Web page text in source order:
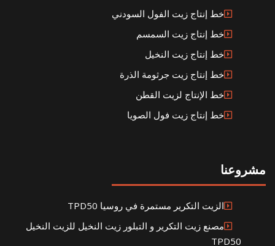
خط إنتاج زيت الفول السودني
خط إنتاج زيت السمسم
خط إنتاج زيت النخيل
خط إنتاج زيت جرثومة الذرة
خط الإنتاج لزيت القطن
خط إنتاج زيت فول الصويا
مشروعنا
الزيت التكرير مستمرة في روسيا TPD50
مصنع زيت التكرير و التبلور زيت النخيل للزيت النخيل
TPD50